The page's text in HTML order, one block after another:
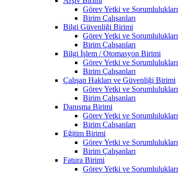
Görev Yetki ve Sorumlulukları
Birim Çalışanları
Bilgi Güvenliği Birimi
Görev Yetki ve Sorumlulukları
Birim Çalışanları
Bilgi İşlem / Otomasyon Birimi
Görev Yetki ve Sorumlulukları
Birim Çalışanları
Çalışan Hakları ve Güvenliği Birimi
Görev Yetki ve Sorumlulukları
Birim Çalışanları
Danışma Birimi
Görev Yetki ve Sorumlulukları
Birim Çalışanları
Eğitim Birimi
Görev Yetki ve Sorumlulukları
Birim Çalışanları
Fatura Birimi
Görev Yetki ve Sorumlulukları